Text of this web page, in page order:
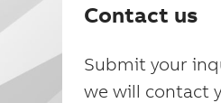
Contact us
Submit your
we will contact